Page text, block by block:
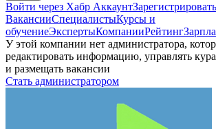
Войти через Хабр Аккаунт
ВакансииСпециалистыКурсы и
обучениеЭкспертыКомпанииРейтинг
У этой компании нет администратора,
редактировать информацию, управлять
и размещать вакансии
Стать администратором